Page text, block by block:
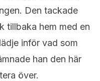
Den tackade
tillbaka hem med en
inför vad som
han den här
över.